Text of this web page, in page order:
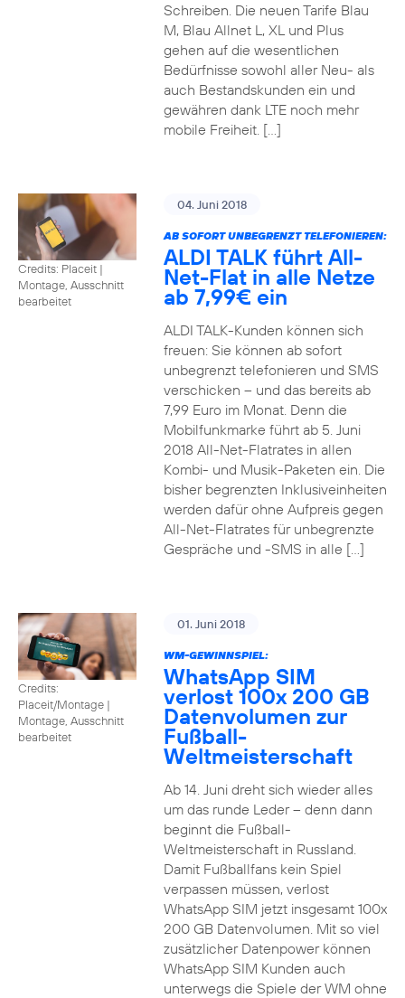
Schreiben. Die neuen Tarife Blau
M, Blau Allnet L, XL und Plus
gehen auf die wesentlichen
Bedürfnisse sowohl aller Neu- als
auch Bestandskunden ein und
gewähren dank LTE noch mehr
mobile Freiheit. […]
Credits: Placeit |
Montage, Ausschnitt
bearbeitet
04. Juni 2018
AB SOFORT UNBEGRENZT TELEFONIEREN:
ALDI TALK führt All-
Net-Flat in alle Netze
ab 7,99€ ein
ALDI TALK-Kunden können sich
freuen: Sie können ab sofort
unbegrenzt telefonieren und SMS
verschicken – und das bereits ab
7,99 Euro im Monat. Denn die
Mobilfunkmarke führt ab 5. Juni
2018 All-Net-Flatrates in allen
Kombi- und Musik-Paketen ein. Die
bisher begrenzten Inklusiveinheiten
werden dafür ohne Aufpreis gegen
All-Net-Flatrates für unbegrenzte
Gespräche und -SMS in alle […]
Credits:
Placeit/Montage |
Montage, Ausschnitt
bearbeitet
01. Juni 2018
WM-GEWINNSPIEL:
WhatsApp SIM
verlost 100x 200 GB
Datenvolumen zur
Fußball-
Weltmeisterschaft
Ab 14. Juni dreht sich wieder alles
um das runde Leder – denn dann
beginnt die Fußball-
Weltmeisterschaft in Russland.
Damit Fußballfans kein Spiel
verpassen müssen, verlost
WhatsApp SIM jetzt insgesamt 100x
200 GB Datenvolumen. Mit so viel
zusätzlicher Datenpower können
WhatsApp SIM Kunden auch
unterwegs die Spiele der WM ohne